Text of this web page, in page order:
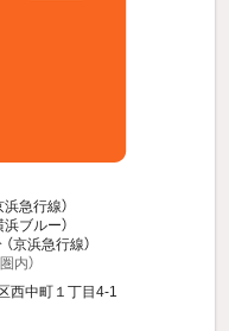
浜急行線）
浜ブルー）
（京浜急行線）
内）
西中町１丁目4-1